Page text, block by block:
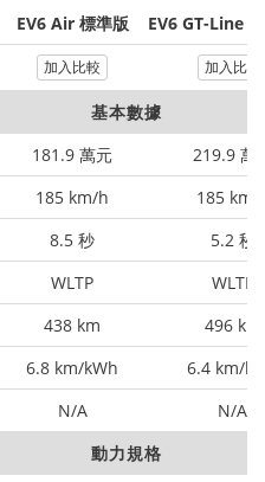
EV6 Air 標準版 EV6 GT-Line
加入比較 加入比較
基本數據
181.9 萬元
219.9 萬
185 km/h
185 km/
8.5 秒
5.2 秒
WLTP
WLTP
438 km
496 km
6.8 km/kWh
6.4 km/
N/A
N/A
動力規格